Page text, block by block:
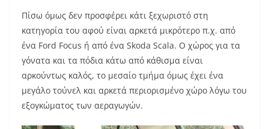
Πίσω όμως δεν προσφέρει κάτι ξεχωριστό στη
κατηγορία του αφού είναι αρκετά μικρότερο π.χ. από
ένα Ford Focus ή από ένα Skoda Scala. Ο χώρος για τα
γόνατα και τα πόδια κάτω από κάθισμα είναι
αρκούντως καλός, το μεσαίο τμήμα όμως έχει ένα
μεγάλο τούνελ και αρκετά περιορισμένο χώρο λόγω του
εξογκώματος των αεραγωγών.